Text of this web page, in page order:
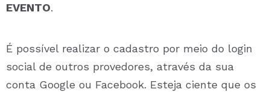
EVENTO.
É possível realizar o cadastro por meio do login
social de outros provedores, através da sua
conta Google ou Facebook. Esteja ciente que os